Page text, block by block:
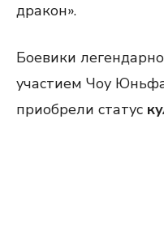
дракон».
Боевики
участием Чоу
приобрели статус